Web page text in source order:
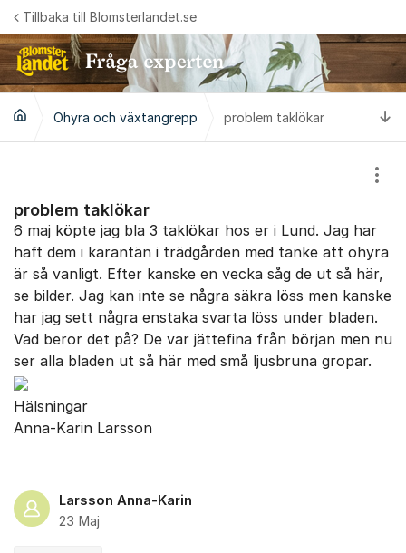
Hoppa till innehåll
Tillbaka till Blomsterlandet.se
Ohyra och växtangrepp problem taklökar
problem taklökar
6 maj köpte jag bla 3 taklökar hos er i Lund. Jag har
haft dem i karantän i trädgården med tanke att ohyra
är så vanligt. Efter kanske en vecka såg de ut så här,
se bilder. Jag kan inte se några säkra löss men kanske
har jag sett några enstaka svarta löss under bladen.
Vad beror det på? De var jättefina från början men nu
ser alla bladen ut så här med små ljusbruna gropar.
Hälsningar
Anna-Karin Larsson
Larsson Anna-Karin
23 Maj